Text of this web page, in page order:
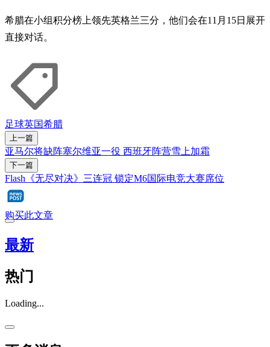
希腊在小组积分榜上领先英格兰三分，他们会在11月15日展开
直接对话。
足球英国希腊
上一篇
亚马尔将缺阵塞尔维亚一役 西班牙阵营雪上加霜
下一篇
Flash《无尽对决》三连冠 锁定M6国际电竞大赛席位
购买此文章
最新
热门
Loading...